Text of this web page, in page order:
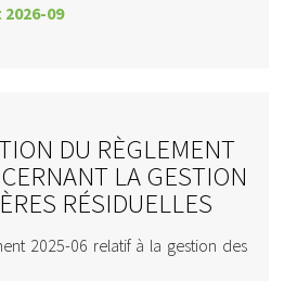
09
DU RÈGLEMENT
LA GESTION
RÉSIDUELLES
2025-06 relatif à la gestion des